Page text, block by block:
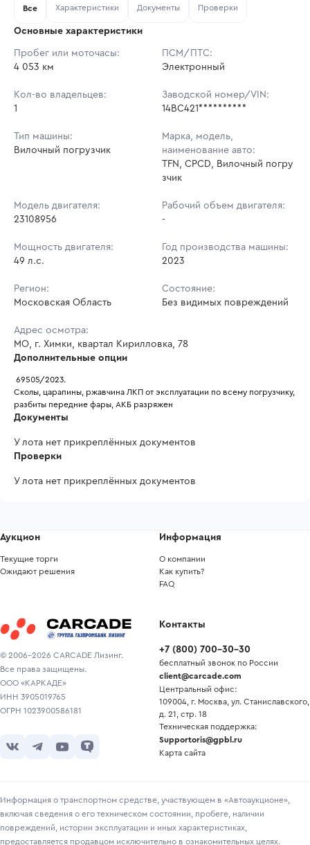
Тип аукциона: Открытые торги
Шаг торгов: 7 300 ₽
Кол-во ставок:
Ставок не найдено
в аукционах
Все Характеристики Документы Проверки
Основные характеристики
Пробег или моточасы:
4 053 км
ПСМ/ПТС:
Электронный
Кол-во владельцев:
1
Заводской номер/VIN:
14BC421**********
Тип машины:
Вилочный погрузчик
Марка, модель,
наименование авто:
TFN, CPCD, Вилочный погру
зчик
Модель двигателя:
23108956
Рабочий объем двигателя:
-
Мощность двигателя:
49 л.с.
Год производства машины:
2023
Регион:
Московская Область
Состояние:
Без видимых повреждений
Адрес осмотра:
МО, г. Химки, квартал Кирилловка, 78
Дополнительные опции
69505/2023.
Сколы, царапины, ржавчина ЛКП от эксплуатации по всему погрузчику,
разбиты передние фары, АКБ разряжен
Документы
У лота нет прикреплённых документов
Проверки
У лота нет прикреплённых документов
© 2006-2026 CARCADE Лизинг.
Все права защищены.
ООО «КАРКАДЕ»
ИНН 3905019765
ОГРН 1023900586181
Аукцион
Текущие торги
Ожидают решения
Информация
О компании
Как купить?
FAQ
Контакты
+7 (800) 700-30-30
бесплатный звонок по России
client@carcade.com
Центральный офис:
109004, г. Москва, ул. Станиславского,
д. 21, стр. 18
Техническая поддержка:
Supportoris@gpbl.ru
Карта сайта
Информация о транспортном средстве, участвующем в «Автоаукционе»,
включая сведения о его техническом состоянии, пробеге, наличии
повреждений, истории эксплуатации и иных характеристиках,
предоставляется продавцом исключительно в ознакомительных целях.